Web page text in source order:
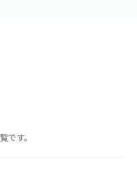
です。